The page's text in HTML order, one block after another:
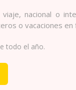
viaje, nacional o
o vacaciones
todo el año.